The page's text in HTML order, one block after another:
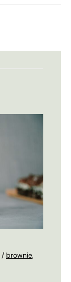
/ brownie,